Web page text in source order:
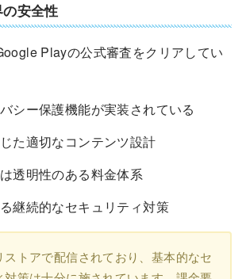
安全性
Playの公式審査をクリアしてい
シー保護機能が実装されている
た適切なコンテンツ設計
透明性のある料金体系
継続的なセキュリティ対策
ストアで配信されており、基本的なセ